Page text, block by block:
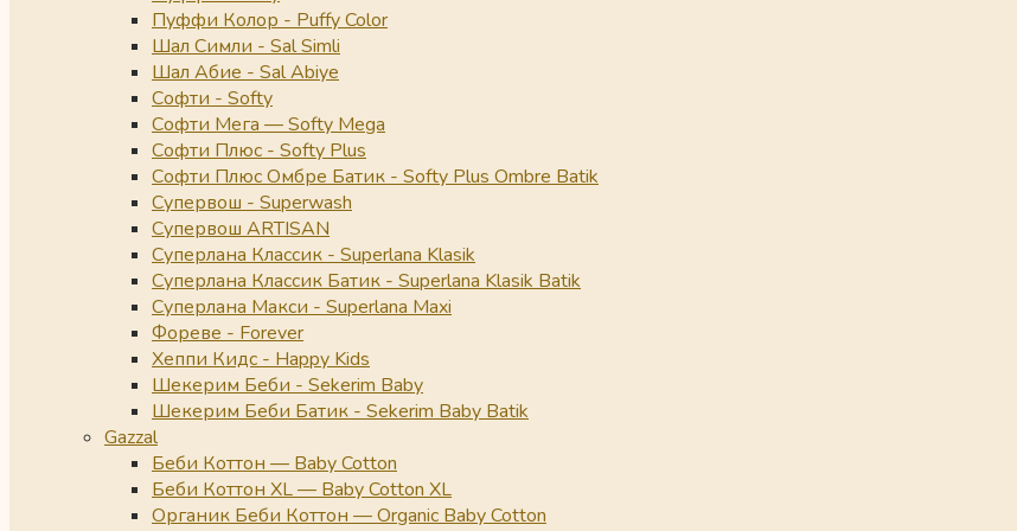
Пуффи Колор - Puffy Color
Шал Симли - Sal Simli
Шал Абие - Sal Abiye
Софти - Softy
Софти Мега — Softy Mega
Софти Плюс - Softy Plus
Софти Плюс Омбре Батик - Softy Plus Ombre Batik
Супервош - Superwash
Супервош ARTISAN
Суперлана Классик - Superlana Klasik
Суперлана Классик Батик - Superlana Klasik Batik
Суперлана Макси - Superlana Maxi
Фореве - Forever
Хеппи Кидс - Happy Kids
Шекерим Беби - Sekerim Baby
Шекерим Беби Батик - Sekerim Baby Batik
Gazzal
Беби Коттон — Baby Cotton
Беби Коттон XL — Baby Cotton XL
Органик Беби Коттон — Organic Baby Cotton